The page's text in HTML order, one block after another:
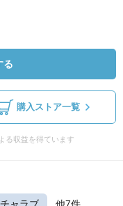
る
購入ストア一覧
る収益を得ています